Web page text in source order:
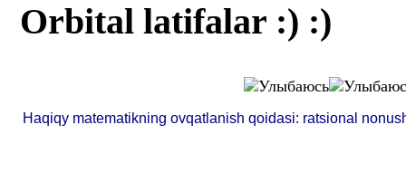
Orbital latifalar :) :)
Haqiqy matematikning ovqatlanish qoidasi: ratsional